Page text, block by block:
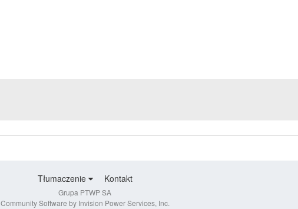
Tłumaczenie Kontakt
Grupa PTWP SA
Community Software by Invision Power Services, Inc.